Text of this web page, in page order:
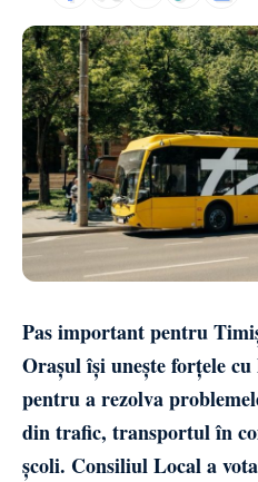
Pas important pentru
Orașul își unește forțele
pentru a rezolva
din trafic, transportul în
școli. Consiliul Local a